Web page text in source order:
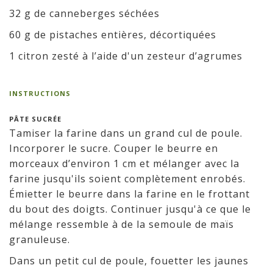
32 g de canneberges séchées
60 g de pistaches entières, décortiquées
1 citron zesté à l’aide d'un zesteur d’agrumes
INSTRUCTIONS
PÂTE SUCRÉE
Tamiser la farine dans un grand cul de poule.
Incorporer le sucre. Couper le beurre en
morceaux d’environ 1 cm et mélanger avec la
farine jusqu'ils soient complètement enrobés.
Émietter le beurre dans la farine en le frottant
du bout des doigts. Continuer jusqu'à ce que le
mélange ressemble à de la semoule de maïs
granuleuse.
Dans un petit cul de poule, fouetter les jaunes